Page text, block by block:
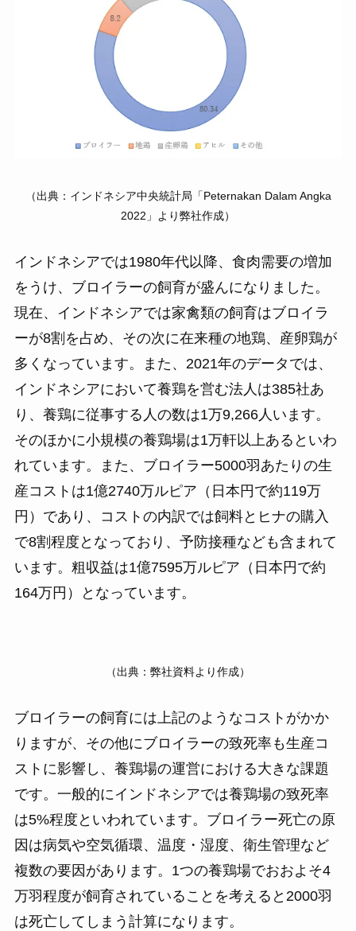
（出典：インドネシア中央統計局「Peternakan Dalam Angka
2022」より弊社作成）
インドネシアでは1980年代以降、食肉需要の増加
をうけ、ブロイラーの飼育が盛んになりました。
現在、インドネシアでは家禽類の飼育はブロイラ
ーが8割を占め、その次に在来種の地鶏、産卵鶏が
多くなっています。また、2021年のデータでは、
インドネシアにおいて養鶏を営む法人は385社あ
り、養鶏に従事する人の数は1万9,266人います。
そのほかに小規模の養鶏場は1万軒以上あるといわ
れています。また、ブロイラー5000羽あたりの生
産コストは1億2740万ルピア（日本円で約119万
円）であり、コストの内訳では飼料とヒナの購入
で8割程度となっており、予防接種なども含まれて
います。粗収益は1億7595万ルピア（日本円で約
164万円）となっています。
（出典：弊社資料より作成）
ブロイラーの飼育には上記のようなコストがかか
りますが、その他にブロイラーの致死率も生産コ
ストに影響し、養鶏場の運営における大きな課題
です。一般的にインドネシアでは養鶏場の致死率
は5%程度といわれています。ブロイラー死亡の原
因は病気や空気循環、温度・湿度、衛生管理など
複数の要因があります。1つの養鶏場でおおよそ4
万羽程度が飼育されていることを考えると2000羽
は死亡してしまう計算になります。